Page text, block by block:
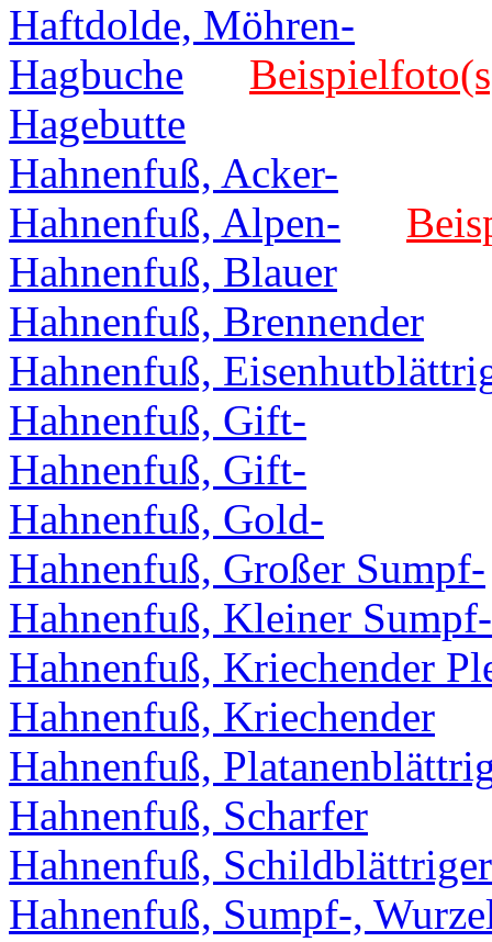
Haftdolde, Möhren-
Hagbuche
Hagebutte
Hahnenfuß, Acker-
Hahnenfuß, Alpen-
Hahnenfuß, Blauer
Hahnenfuß, Brennender
Hahnenfuß,
Hahnenfuß, Gift-
Hahnenfuß, Gift-
Hahnenfuß, Gold-
Hahnenfuß, Großer Sumpf-
Hahnenfuß, Kleiner Sumpf-
Hahnenfuß, Kriechender
Hahnenfuß, Kriechender
Hahnenfuß,
Hahnenfuß, Scharfer
Hahnenfuß, Schildblättriger
Hahnenfuß, Sumpf-,